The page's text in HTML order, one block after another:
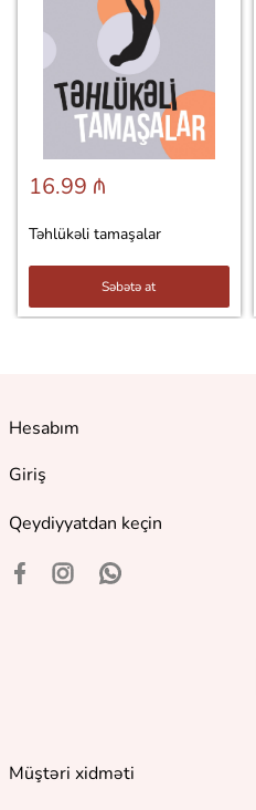
16.99 ₼
Təhlükəli tamaşalar
Səbətə at
Hesabım
Giriş
Qeydiyyatdan keçin
Müştəri xidməti